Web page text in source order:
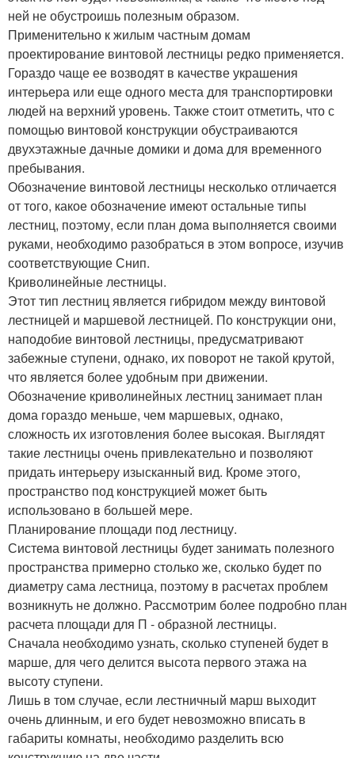
ней не обустроишь полезным образом.
Применительно к жилым частным домам
проектирование винтовой лестницы редко применяется.
Гораздо чаще ее возводят в качестве украшения
интерьера или еще одного места для транспортировки
людей на верхний уровень. Также стоит отметить, что с
помощью винтовой конструкции обустраиваются
двухэтажные дачные домики и дома для временного
пребывания.
Обозначение винтовой лестницы несколько отличается
от того, какое обозначение имеют остальные типы
лестниц, поэтому, если план дома выполняется своими
руками, необходимо разобраться в этом вопросе, изучив
соответствующие Снип.
Криволинейные лестницы.
Этот тип лестниц является гибридом между винтовой
лестницей и маршевой лестницей. По конструкции они,
наподобие винтовой лестницы, предусматривают
забежные ступени, однако, их поворот не такой крутой,
что является более удобным при движении.
Обозначение криволинейных лестниц занимает план
дома гораздо меньше, чем маршевых, однако,
сложность их изготовления более высокая. Выглядят
такие лестницы очень привлекательно и позволяют
придать интерьеру изысканный вид. Кроме этого,
пространство под конструкцией может быть
использовано в большей мере.
Планирование площади под лестницу.
Система винтовой лестницы будет занимать полезного
пространства примерно столько же, сколько будет по
диаметру сама лестница, поэтому в расчетах проблем
возникнуть не должно. Рассмотрим более подробно план
расчета площади для П - образной лестницы.
Сначала необходимо узнать, сколько ступеней будет в
марше, для чего делится высота первого этажа на
высоту ступени.
Лишь в том случае, если лестничный марш выходит
очень длинным, и его будет невозможно вписать в
габариты комнаты, необходимо разделить всю